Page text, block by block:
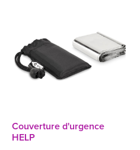
Couverture d'urgence
HELP